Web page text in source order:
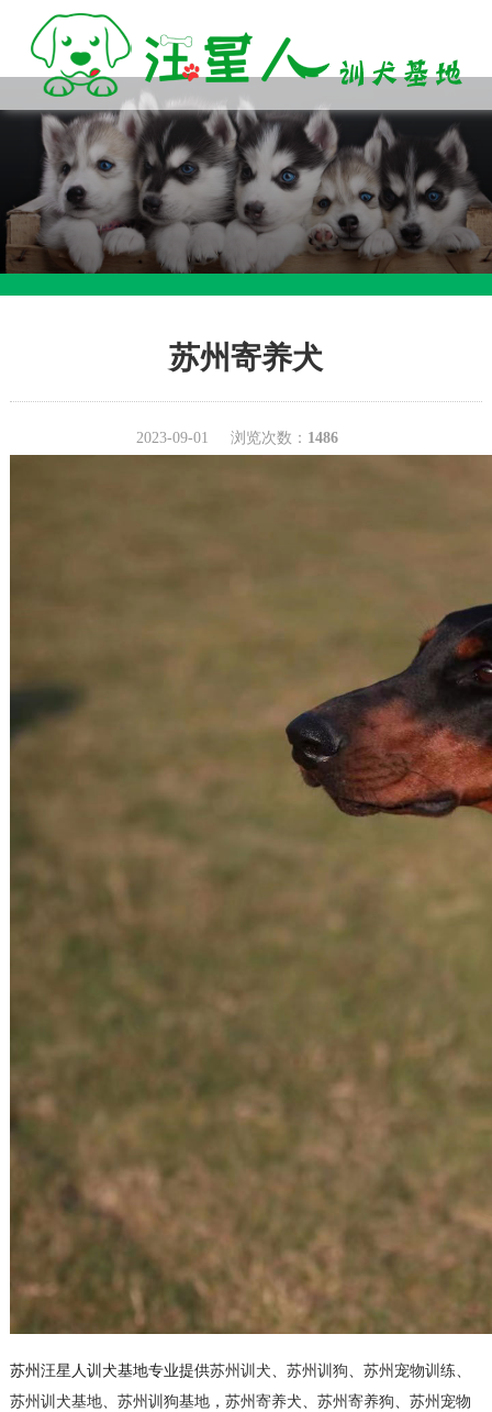
苏州寄养犬
2023-09-01 浏览次数： 1486
苏州汪星人训犬基地专业提供苏州训犬、 苏州训狗、 苏州宠物训练、
苏州训犬基地、 苏州训狗基地， 苏州寄养犬、 苏州寄养狗、 苏州宠物